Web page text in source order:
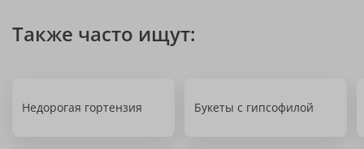
Также часто ищут:
Недорогая гортензия Букеты с гипсофилой